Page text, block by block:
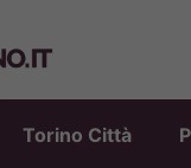
Torino Città